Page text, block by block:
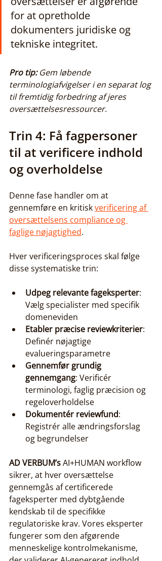
for at opretholde
dokumenters juridiske og
tekniske integritet.
Pro tip: Gem løbende
terminologiafvigelser i en separat log
til fremtidig forbedring af jeres
oversættelsesressourcer.
Trin 4: Få fagpersoner
til at verificere indhold
og overholdelse
Denne fase handler om at
gennemføre en kritisk verificering af
oversættelsens compliance og
faglige nøjagtighed.
Hver verificeringsproces skal følge
disse systematiske trin:
Udpeg relevante fageksperter:
Vælg specialister med specifik
domeneviden
Etabler præcise reviewkriterier:
Definér nøjagtige
evalueringsparametre
Gennemfør grundig
gennemgang: Verificér
terminologi, faglig præcision og
regeloverholdelse
Dokumentér reviewfund:
Registrér alle ændringsforslag
og begrundelser
AD VERBUM’s AI+HUMAN workflow
sikrer, at hver oversættelse
gennemgås af certificerede
fageksperter med dybtgående
kendskab til de specifikke
regulatoriske krav. Vores eksperter
fungerer som den afgørende
menneskelige kontrolmekanisme,